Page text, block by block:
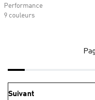
Performance
9 couleurs
Suivant